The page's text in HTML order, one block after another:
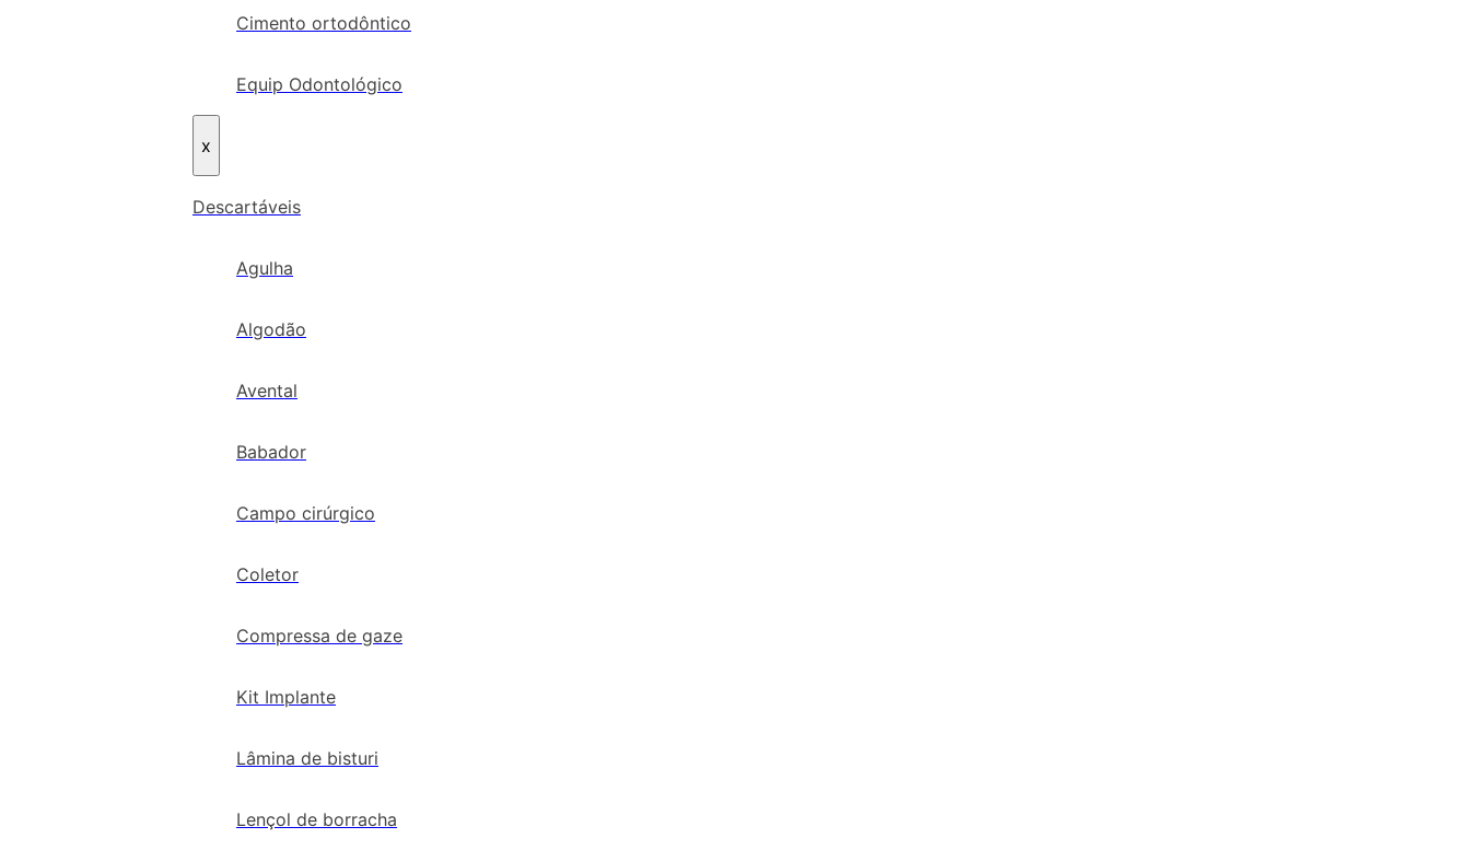
Cimento ortodôntico
Equip Odontológico
x
Descartáveis
Agulha
Algodão
Avental
Babador
Campo cirúrgico
Coletor
Compressa de gaze
Kit Implante
Lâmina de bisturi
Lençol de borracha